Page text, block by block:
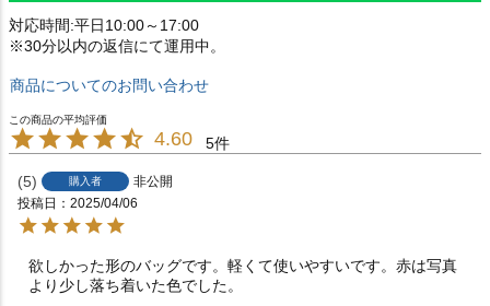
対応時間:平日10:00～17:00
※30分以内の返信にて運用中。
商品についてのお問い合わせ
4.60 5
5 購入者
非公開
投稿日
2025/04/06
欲しかった形のバッグです。軽くて使いやすいです。赤は写真
より少し落ち着いた色でした。